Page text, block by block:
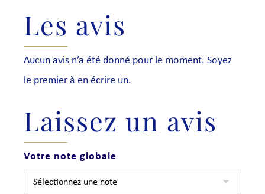
Les avis
Aucun avis n’a été donné pour le moment. Soyez
le premier à en écrire un.
Laissez un avis
Votre note globale